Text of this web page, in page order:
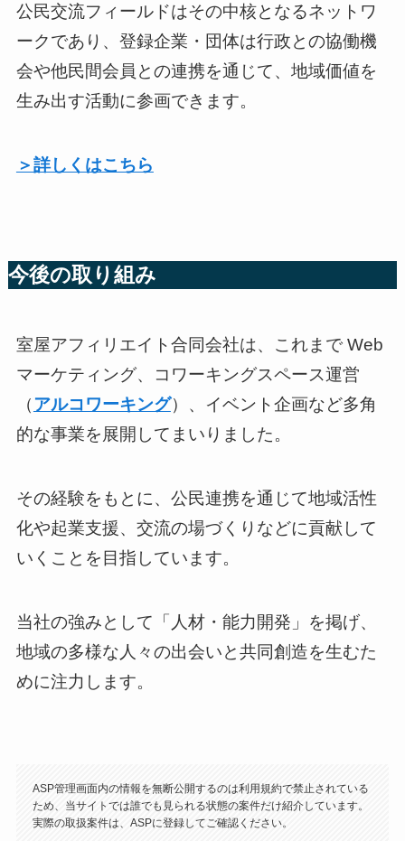
公民交流フィールドはその中核となるネットワ
ークであり、登録企業・団体は行政との協働機
会や他民間会員との連携を通じて、地域価値を
生み出す活動に参画できます。
＞詳しくはこちら
今後の取り組み
室屋アフィリエイト合同会社は、これまで Web
マーケティング、コワーキングスペース運営
（ アルコワーキング）、イベント企画など多角
的な事業を展開してまいりました。
その経験をもとに、公民連携を通じて地域活性
化や起業支援、交流の場づくりなどに貢献して
いくことを目指しています。
当社の強みとして「人材・能力開発」を掲げ、
地域の多様な人々の出会いと共同創造を生むた
めに注力します。
ASP管理画面内の情報を無断公開するのは利用規約で禁止されている
ため、当サイトでは誰でも見られる状態の案件だけ紹介しています。
実際の取扱案件は、ASPに登録してご確認ください。